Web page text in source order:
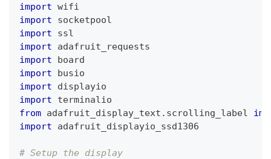
import wifi
import socketpool
import ssl
import adafruit_requests
import board
import busio
import displayio
import terminalio
from adafruit_display_text . scrolling_label
import adafruit_displayio_ssd1306
# Setup the display